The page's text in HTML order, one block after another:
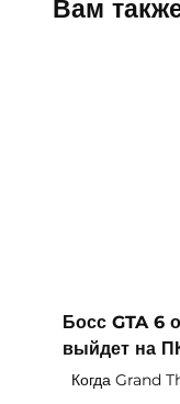
Вам
Босс GTA 6
выйдет на
Когда Grand